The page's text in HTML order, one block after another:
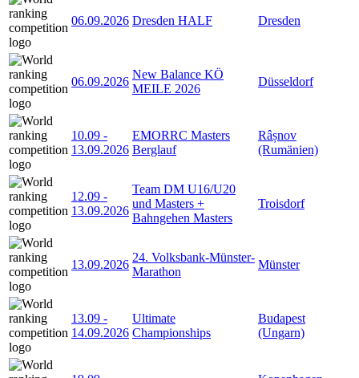
06.09.2026 Dresden HALF Dresden
06.09.2026
New Balance KÖ
MEILE 2026
Düsseldorf
10.09 -
13.09.2026
EMORRC Masters
Berglauf
Râșnov
(Rumänien)
12.09 -
13.09.2026
Team DM U16/U20
und Masters +
Bahngehen Masters
Troisdorf
13.09.2026
24. Volksbank-Münster-
Marathon
Münster
13.09 -
14.09.2026
Ultimate
Championships
Budapest
(Ungarn)